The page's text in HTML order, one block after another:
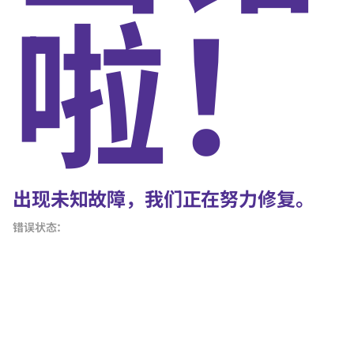
啦！
出现未知故障，我们正在努力修复。
错误状态：